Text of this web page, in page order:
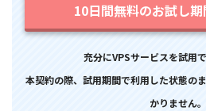
10日間無料のお試し
充分にVPSサービスを試用
本契約の際、試用期間で利用した状態の
かりません。